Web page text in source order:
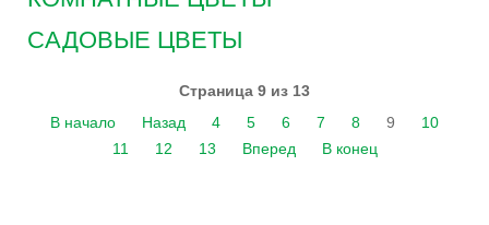
САДОВЫЕ ЦВЕТЫ
Страница 9 из 13
В начало
Назад 4 5 6 7 8 9
10
11
12 13 Вперед В конец